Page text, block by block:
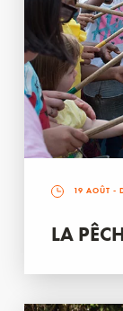
19 AOÛT -
LA